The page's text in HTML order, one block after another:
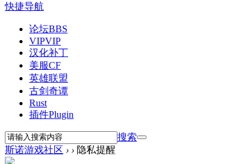
快捷导航
论坛BBS
VIPVIP
汉化补丁
美服CF
英雄联盟
古剑奇谭
Rust
插件Plugin
搜索
斯诺游戏社区 › › 隐私提醒